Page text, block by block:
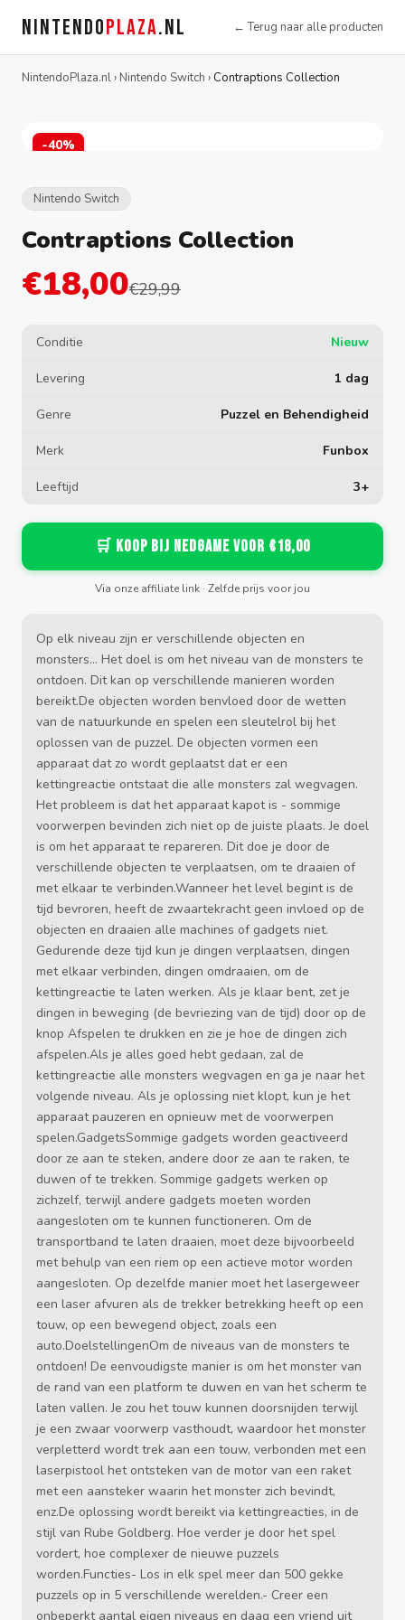
NINTENDOPLAZA.NL ← Terug naar alle producten
NintendoPlaza.nl› Nintendo Switch › Contraptions Collection
-40%
Nintendo Switch
Contraptions Collection
€18,00€29,99
Conditie Nieuw
Levering 1 dag
Genre Puzzel en Behendigheid
Merk Funbox
Leeftijd 3+
🛒 Koop bij Nedgame voor €18,00
Via onze affiliate link · Zelfde prijs voor jou
Op elk niveau zijn er verschillende objecten en
monsters... Het doel is om het niveau van de monsters te
ontdoen. Dit kan op verschillende manieren worden
bereikt.De objecten worden benvloed door de wetten
van de natuurkunde en spelen een sleutelrol bij het
oplossen van de puzzel. De objecten vormen een
apparaat dat zo wordt geplaatst dat er een
kettingreactie ontstaat die alle monsters zal wegvagen.
Het probleem is dat het apparaat kapot is - sommige
voorwerpen bevinden zich niet op de juiste plaats. Je doel
is om het apparaat te repareren. Dit doe je door de
verschillende objecten te verplaatsen, om te draaien of
met elkaar te verbinden.Wanneer het level begint is de
tijd bevroren, heeft de zwaartekracht geen invloed op de
objecten en draaien alle machines of gadgets niet.
Gedurende deze tijd kun je dingen verplaatsen, dingen
met elkaar verbinden, dingen omdraaien, om de
kettingreactie te laten werken. Als je klaar bent, zet je
dingen in beweging (de bevriezing van de tijd) door op de
knop Afspelen te drukken en zie je hoe de dingen zich
afspelen.Als je alles goed hebt gedaan, zal de
kettingreactie alle monsters wegvagen en ga je naar het
volgende niveau. Als je oplossing niet klopt, kun je het
apparaat pauzeren en opnieuw met de voorwerpen
spelen.GadgetsSommige gadgets worden geactiveerd
door ze aan te steken, andere door ze aan te raken, te
duwen of te trekken. Sommige gadgets werken op
zichzelf, terwijl andere gadgets moeten worden
aangesloten om te kunnen functioneren. Om de
transportband te laten draaien, moet deze bijvoorbeeld
met behulp van een riem op een actieve motor worden
aangesloten. Op dezelfde manier moet het lasergeweer
een laser afvuren als de trekker betrekking heeft op een
touw, op een bewegend object, zoals een
auto.DoelstellingenOm de niveaus van de monsters te
ontdoen! De eenvoudigste manier is om het monster van
de rand van een platform te duwen en van het scherm te
laten vallen. Je zou het touw kunnen doorsnijden terwijl
je een zwaar voorwerp vasthoudt, waardoor het monster
verpletterd wordt trek aan een touw, verbonden met een
laserpistool het ontsteken van de motor van een raket
met een aansteker waarin het monster zich bevindt,
enz.De oplossing wordt bereikt via kettingreacties, in de
stijl van Rube Goldberg. Hoe verder je door het spel
vordert, hoe complexer de nieuwe puzzels
worden.Functies- Los in elk spel meer dan 500 gekke
puzzels op in 5 verschillende werelden.- Creer een
onbeperkt aantal eigen niveaus en daag een vriend uit